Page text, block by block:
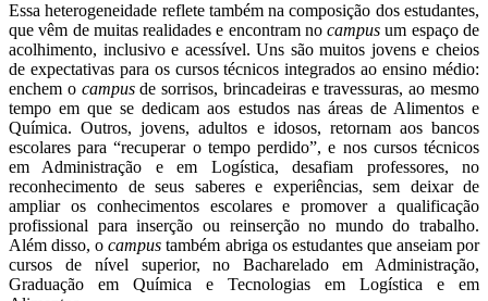
Essa heterogeneidade reflete também na composição dos estudantes,
que vêm de muitas realidades e encontram nocampus um espaço de
acolhimento, inclusivo e acessível. Uns são muitos jovens e cheios
de expectativas para os cursos técnicos integrados ao ensino médio:
enchem o campusde sorrisos, brincadeiras e travessuras, ao mesmo
tempo em que se dedicam aos estudos nas áreas de Alimentos e
Química. Outros, jovens, adultos e idosos, retornam aos bancos
escolares para “recuperar o tempo perdido”, e nos cursos técnicos
em Administração e em Logística, desafiam professores, no
reconhecimento de seus saberes e experiências, sem deixar de
ampliar os conhecimentos escolares e promover a qualificação
profissional para inserção ou reinserção no mundo do trabalho.
Além disso, ocampus também abriga os estudantes que anseiam por
cursos de nível superior, no Bacharelado em Administração,
Graduação em Química e Tecnologias em Logística e em